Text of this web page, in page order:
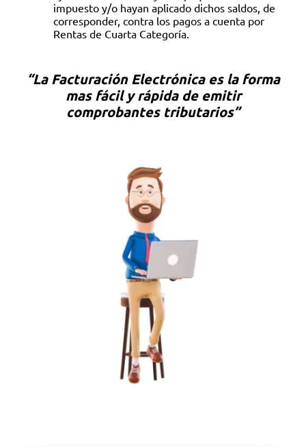
impuesto y/o hayan aplicado dichos saldos, de
corresponder, contra los pagos a cuenta por
Rentas de Cuarta Categoría.
“La Facturación Electrónica es la forma
mas fácil y rápida de emitir
comprobantes tributarios”